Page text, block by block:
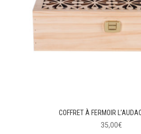
COFFRET À FERMOIR
35,00€